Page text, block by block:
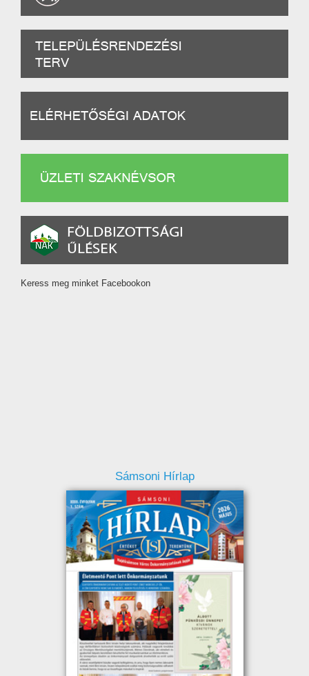
Keress meg minket Facebookon
Sámsoni Hírlap